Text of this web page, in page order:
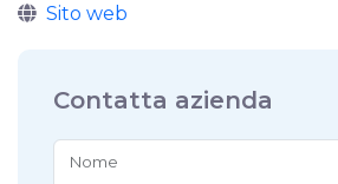
Sito web
Contatta azienda
Nome